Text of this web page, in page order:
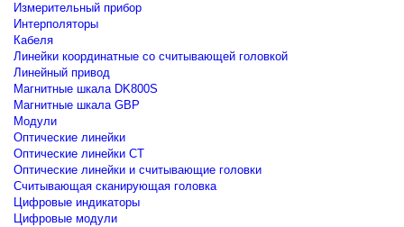
Измерительный прибор
Интерполяторы
Кабеля
Линейки координатные со считывающей головкой
Линейный привод
Магнитные шкала DK800S
Магнитные шкала GBP
Модули
Оптические линейки
Оптические линейки CT
Оптические линейки и считывающие головки
Считывающая сканирующая головка
Цифровые индикаторы
Цифровые модули